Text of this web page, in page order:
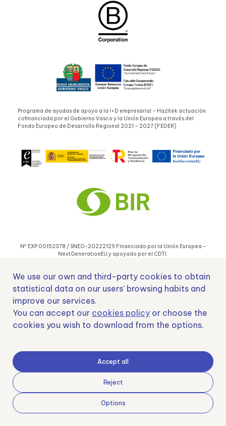
Programa de ayudas de apoyo a la I+D empresarial – Hazitek actuación
cofinanciada por el Gobierno Vasco y la Unión Europea a través del
Fondo Europeo de Desarrollo Regional 2021 – 2027 (FEDER)
Nº EXP 00152378 / SNEO-20222129 Financiado por la Unión Europea –
NextGenerationEU y apoyado por el CDTI.
Samoving, S.L. En el marco del Programa ICEX Next, ha contado con el apoyo
de ICEX y con la cofinanciación del fondo europeo FEDER. LA finalidad de este
apoyo es contribuir al desarrollo internacional de la empresa y de su entorno.
Una manera de hacer Europa
We use our own and third-party cookies to obtain
statistical data on our users' browsing habits and
improve our services.
You can accept our cookies policy or choose the
cookies you wish to download from the options.
Accept all
Reject
Options